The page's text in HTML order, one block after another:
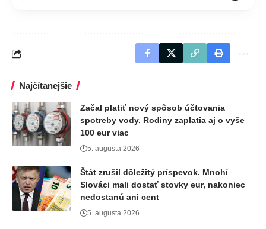
Najčítanejšie
Začal platiť nový spôsob účtovania
spotreby vody. Rodiny zaplatia aj o vyše
100 eur viac
5. augusta 2026
Štát zrušil dôležitý príspevok. Mnohí
Slováci mali dostať stovky eur, nakoniec
nedostanú ani cent
5. augusta 2026